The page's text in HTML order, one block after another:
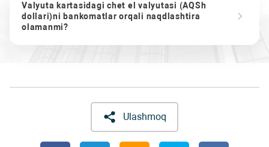
Valyuta kartasidagi chet el valyutasi (AQSh
dollari)ni bankomatlar orqali naqdlashtira
olamanmi?
Ulashmoq